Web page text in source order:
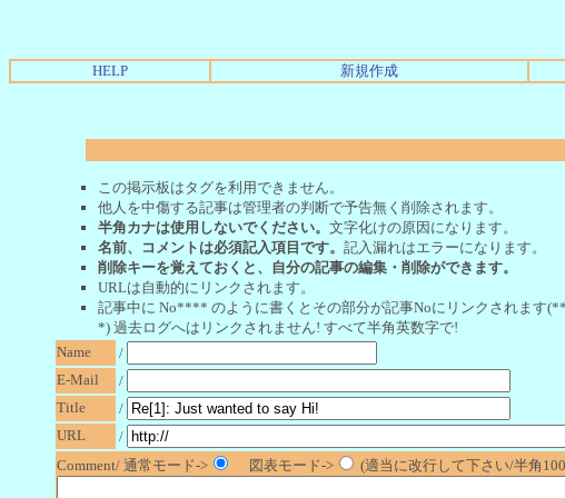
HELP 新規作成
この掲示板はタグを利用できません。
他人を中傷する記事は管理者の判断で予告無く削除されます。
半角カナは使用しないでください。 文字化けの原因になります。
名前、コメントは必須記入項目です。 記入漏れはエラーになります。
削除キーを覚えておくと、自分の記事の編集・削除ができます。
URLは自動的にリンクされます。
記事中に No**** のように書くとその部分が記事Noにリンクされます
*) 過去ログへはリンクされません! すべて半角英数字で!
Name
/
E-Mail
/
Title
/
URL
/
Comment/ 通常モード->
図表モード-> (適当に改行して下さい/半角